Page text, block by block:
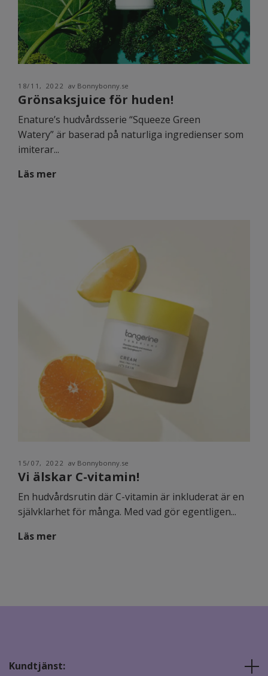
18/11, 2022 av Bonnybonny.se
Grönsaksjuice för huden!
Enature’s hudvårdsserie “Squeeze Green
Watery” är baserad på naturliga ingredienser som
imiterar...
Läs mer
15/07, 2022 av Bonnybonny.se
Vi älskar C-vitamin!
En hudvårdsrutin där C-vitamin är inkluderat är en
självklarhet för många. Med vad gör egentligen...
Läs mer
Kundtjänst: